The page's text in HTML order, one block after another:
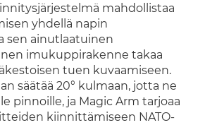
mahdollistaa
yhdellä napin
sen ainutlaatuinen
imukuppirakenne takaa
tuen kuvaamiseen.
säätää 20° kulmaan, jotta ne
pinnoille, ja Magic Arm tarjoaa
kiinnittämiseen NATO-